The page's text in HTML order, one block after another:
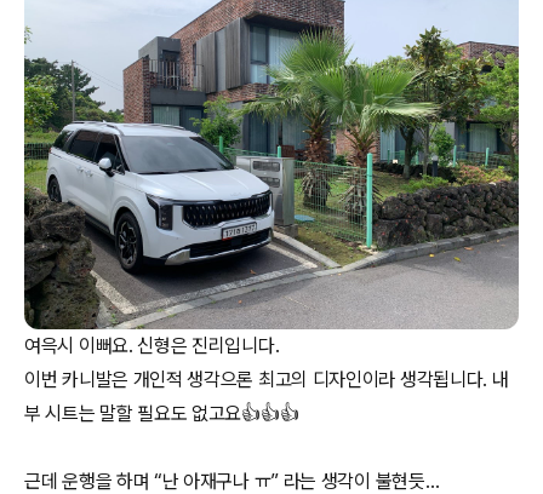
여윽시 이뻐요. 신형은 진리입니다.
이번 카니발은 개인적 생각으론 최고의 디자인이라 생각됩니다. 내
부 시트는 말할 필요도 없고요👍👍👍
근데 운행을 하며 “난 아재구나 ㅠ” 라는 생각이 불현듯…